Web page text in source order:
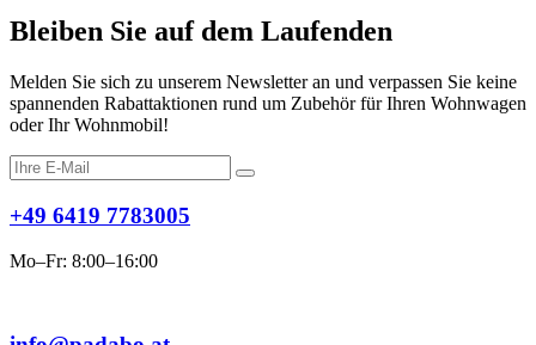
Bleiben Sie auf dem Laufenden
Melden Sie sich zu unserem Newsletter an und verpassen Sie keine
spannenden Rabattaktionen rund um Zubehör für Ihren Wohnwagen
oder Ihr Wohnmobil!
+49 6419 7783005
Mo–Fr: 8:00–16:00